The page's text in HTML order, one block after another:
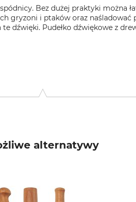
Bez dużej praktyki można
gryzoni i ptaków oraz
dźwięki. Pudełko dźwiękowe z
alternatywy